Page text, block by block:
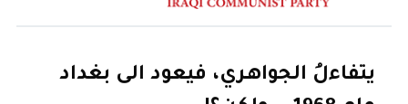
يتفاءلُ الجواهـري، فيعود الى بغداد